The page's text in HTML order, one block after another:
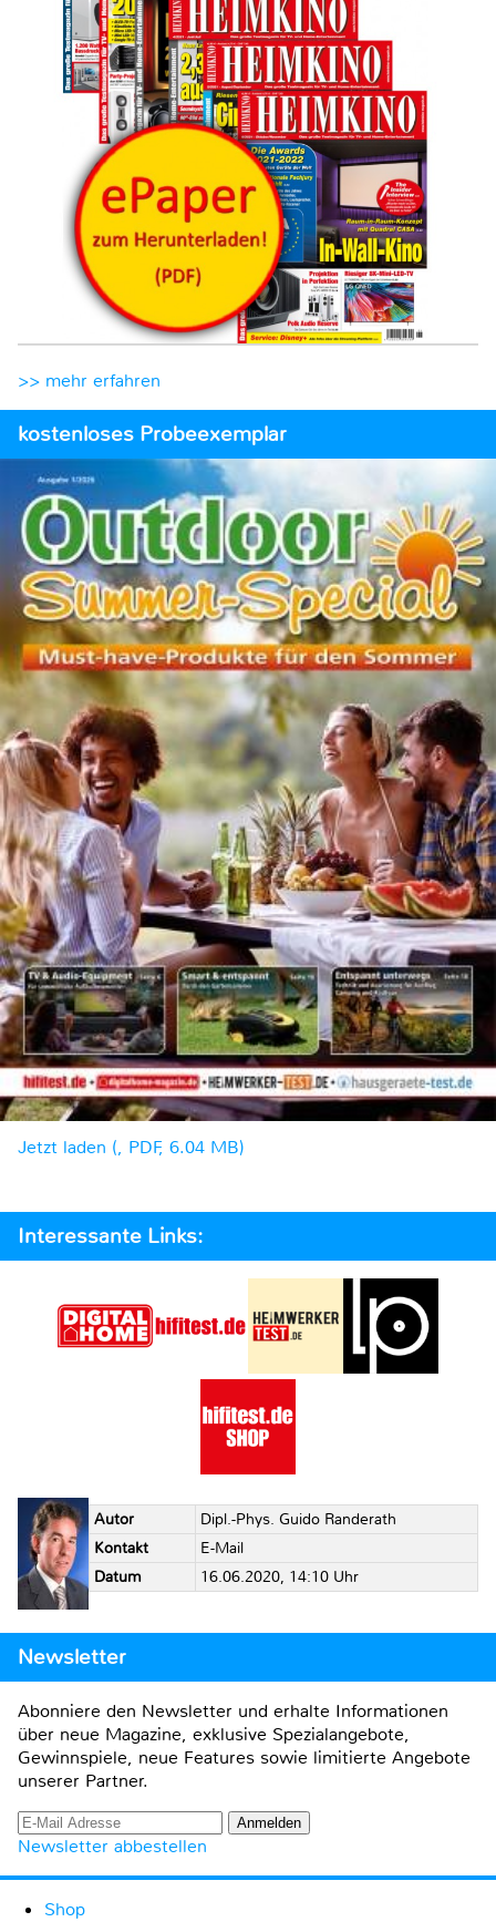
>> mehr erfahren
kostenloses Probeexemplar
Jetzt laden (, PDF, 6.04 MB)
Interessante Links:
Autor
Dipl.-Phys. Guido Randerath
Kontakt
E-Mail
Datum
16.06.2020, 14:10 Uhr
Newsletter
Abonniere den Newsletter und erhalte Informationen
über neue Magazine, exklusive Spezialangebote,
Gewinnspiele, neue Features sowie limitierte Angebote
unserer Partner.
Newsletter abbestellen
Shop